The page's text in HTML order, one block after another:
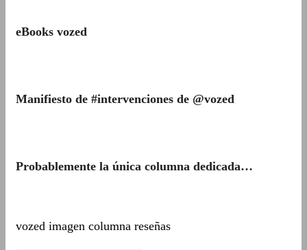
eBooks vozed
Manifiesto de #intervenciones de @vozed
Probablemente la única columna dedicada…
vozed imagen columna reseñas